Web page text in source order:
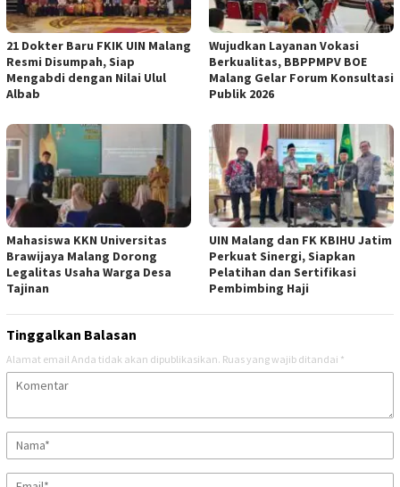
21 Dokter Baru FKIK UIN Malang
Resmi Disumpah, Siap
Mengabdi dengan Nilai Ulul
Albab
Wujudkan Layanan Vokasi
Berkualitas, BBPPMPV BOE
Malang Gelar Forum Konsultasi
Publik 2026
Mahasiswa KKN Universitas
Brawijaya Malang Dorong
Legalitas Usaha Warga Desa
Tajinan
UIN Malang dan FK KBIHU Jatim
Perkuat Sinergi, Siapkan
Pelatihan dan Sertifikasi
Pembimbing Haji
Tinggalkan Balasan
Alamat email Anda tidak akan dipublikasikan. Ruas yang wajib ditandai *